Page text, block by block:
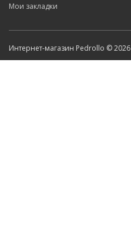
Мои закладки
Интернет-магазин Pedrollo © 2026